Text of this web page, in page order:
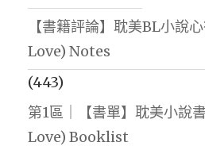
【書籍評論】耽美BL小說
Love) Notes
(443)
第1區｜【書單】耽美小說
Love) Booklist